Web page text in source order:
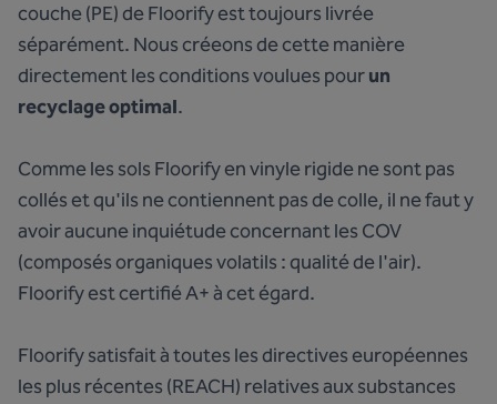
couche (PE) de Floorify est toujours livrée
séparément. Nous créeons de cette manière
directement les conditions voulues pourun
recyclage optimal.
Comme les sols Floorify en vinyle rigide ne sont pas
collés et qu'ils ne contiennent pas de colle, il ne faut y
avoir aucune inquiétude concernant les COV
(composés organiques volatils : qualité de l'air).
Floorify est certifié A+ à cet égard.
Floorify satisfait à toutes les directives européennes
les plus récentes (REACH) relatives aux substances